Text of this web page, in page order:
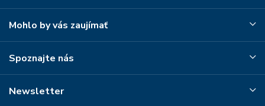
Mohlo by vás zaujímať
Spoznajte nás
Newsletter